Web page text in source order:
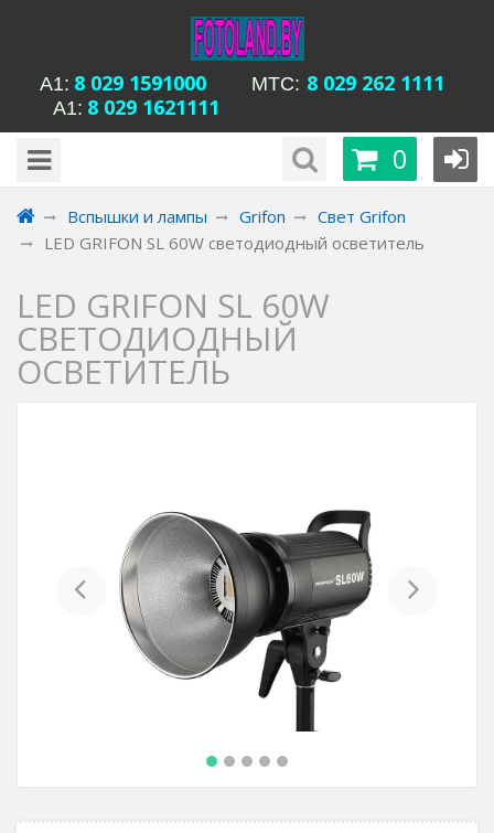
А1: 8 029 1591000 MTC: 8 029 262 1111
А1: 8 029 1621111
Время работы магазина Уманская 54:будни с 15-00 до
20-00, сб с 13-00 до 18-00, вс вых
0
Вспышки и лампы Grifon
Свет Grifon
LED GRIFON SL 60W светодиодный осветитель
LED GRIFON SL 60W
СВЕТОДИОДНЫЙ
ОСВЕТИТЕЛЬ
Previous